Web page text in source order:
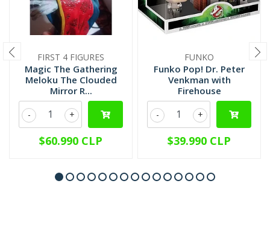
FIRST 4 FIGURES
Magic The Gathering
Meloku The Clouded
Mirror R...
+
-
$60.990 CLP
FUNKO
Funko Pop! Dr. Peter
Venkman with
Firehouse
+
-
$39.990 CLP